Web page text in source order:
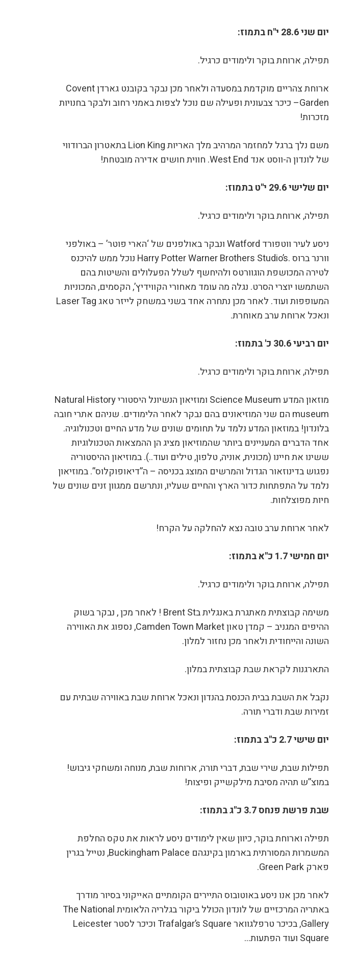
יום שני 28.6 י"ח בתמוז:
תפילה, ארוחת בוקר ולימודים כרגיל.
ארוחת צהריים מוקדמת במסעדה ולאחר מכן נבקר בקובנט גארדן Covent
Garden– כיכר צבעונית ופעילה שם נוכל לצפות באמני רחוב ולבקר בחנויות
מזכרות!
משם נלך ברגל למחזמר המרהיב מלך האריות Lion King בתאטרון הברודווי
של לונדון ה-ווסט אנד West End. חווית חושים אדירה מובטחת!
יום שלישי 29.6 י"ט בתמוז:
תפילה, ארוחת בוקר ולימודים כרגיל.
ניסע לעיר ווטפורד Watford ונבקר באולפנים של ‘הארי פוטר’ – באולפני
וורנר ברוס .Harry Potter Warner Brothers Studio’s נוכל ממש להיכנס
לטירה המכושפת הוגוורטס ולהיחשף לשלל הפעלולים והשיטות בהם
השתמשו יוצרי הסרט. נגלה מה עומד מאחורי הקווידיץ’, הקסמים, המכוניות
המעופפות ועוד. לאחר מכן נתחרה אחד בשני במשחק לייזר טאג Laser Tag
ונאכל ארוחת ערב מאוחרת.
יום רביעי 30.6 כ' בתמוז:
תפילה, ארוחת בוקר ולימודים כרגיל.
מוזאון המדע Science Museum ומוזיאון הנשיונל היסטורי Natural History
museum הם שני המוזיאונים בהם נבקר לאחר הלימודים. שניהם אתרי חובה
בלונדון! במוזאון המדע נלמד על תחומים שונים של מדע החיים וטכנולוגיה.
אחד הדברים המעניינים ביותר שהמוזיאון מציג הן ההמצאות הטכנולוגיות
ששינו את חיינו (מכונית, אוניה, טלפון, טילים ועוד..). במוזיאון ההיסטוריה
נפגוש בדינוזאור הגדול והמרשים המוצג בכניסה – ה”דיאופוקלוס”. במוזיאון
נלמד על התפתחות כדור הארץ והחיים שעליו, ונתרשם ממגוון זנים שונים של
חיות מפוצלחות.
לאחר ארוחת ערב טובה נצא להחלקה על הקרח!
יום חמישי 1.7 כ"א בתמוז:
תפילה, ארוחת בוקר ולימודים כרגיל.
משימה קבוצתית מאתגרת באנגלית בBrent St ! לאחר מכן , נבקר בשוק
ההיפים המגניב – קמדן טאון Camden Town Market, נספוג את האווירה
השונה והייחודית ולאחר מכן נחזור למלון.
התארגנות לקראת שבת קבוצתית במלון.
נקבל את השבת בבית הכנסת בהנדון ונאכל ארוחת שבת באווירה שבתית עם
זמירות שבת ודברי תורה.
יום שישי 2.7 כ"ב בתמוז:
תפילות שבת, שירי שבת, דברי תורה, ארוחות שבת, מנוחה ומשחקי גיבוש!
במוצ”ש תהיה מסיבת מילקשייק ופיצות!
שבת פרשת פנחס 3.7 כ"ג בתמוז:
תפילה וארוחת בוקר, כיוון שאין לימודים ניסע לראות את טקס החלפת
המשמרות המסורתית בארמון בקינגהם Buckingham Palace, נטייל בגרין
פארק Green Park.
לאחר מכן אנו ניסע באוטובוס התיירים הקומתיים האייקוני בסיור מודרך
באתריה המרכזיים של לונדון הכולל ביקור בגלריה הלאומית The National
Gallery, בכיכר טרפלגוואר Trafalgar’s Square וכיכר לסטר Leicester
Square ועוד הפתעות…